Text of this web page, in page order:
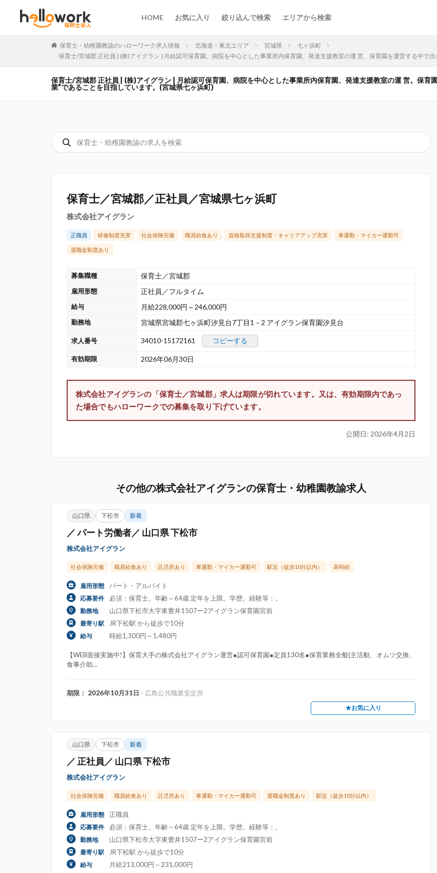
HOME お気に入り 絞り込んで検索 エリアから検索
保育士・幼稚園教諭のハローワーク求人情報 北海道・東北エリア 宮城県
七ヶ浜町
保育士/宮城郡 正社員 | (株)アイグラン | 月給認可保育園、病院を中心とした事業所内保育園、発達支援教室の運 営。保育園を運営する中で
保育士/宮城郡 正社員 | (株)アイグラン | 月給認可保育園、病院を中心とした事業所内保育園、発達支援教室の運 営。保育
業”であることを目指しています。(宮城県七ヶ浜町)
保育士／宮城郡／正社員／宮城県七ヶ浜町
株式会社アイグラン
正職員 研修制度充実 社会保険完備 職員給食あり 資格取得支援制度・キャリアアップ充実 車通勤・マイカー通勤可
退職金制度あり
募集職種 保育士／宮城郡
雇用形態 正社員／フルタイム
給与 月給228,000円～246,000円
勤務地 宮城県宮城郡七ヶ浜町汐見台7丁目1－2 アイグラン保育園汐見台
求人番号 34010-15172161 コピーする
有効期限 2026年06月30日
株式会社アイグランの「保育士／宮城郡」求人は期限が切れています。又は、有効期限内であっ
た場合でもハローワークでの募集を取り下げています。
公開日: 2026年4月2日
その他の株式会社アイグランの保育士・幼稚園教諭求人
山口県 下松市 新着
／ パート労働者／ 山口県 下松市
株式会社アイグラン
社会保険完備 職員給食あり 託児所あり 車通勤・マイカー通勤可 駅近（徒歩10分以内） 高時給
雇用形態 パート・アルバイト
応募要件 必須：保育士。年齢～64歳 定年を上限。学歴。経験等：。
勤務地 山口県下松市大字東豊井1507ー2アイグラン保育園宮前
最寄り駅 JR下松駅 から徒歩で10分
給与 時給1,300円～1,480円
【WEB面接実施中!】保育大手の株式会社アイグラン運営●認可保育園●定員130名●保育業務全般(主活動、オムツ交換、
食事介助...
期限： 2026年10月31日 - 広島公共職業安定所
★お気に入り
山口県 下松市 新着
／ 正社員／ 山口県 下松市
株式会社アイグラン
社会保険完備 職員給食あり 託児所あり 車通勤・マイカー通勤可 退職金制度あり 駅近（徒歩10分以内）
雇用形態 正職員
応募要件 必須：保育士。年齢～64歳 定年を上限。学歴。経験等：。
勤務地 山口県下松市大字東豊井1507ー2アイグラン保育園宮前
最寄り駅 JR下松駅 から徒歩で10分
給与 月給213,000円～231,000円